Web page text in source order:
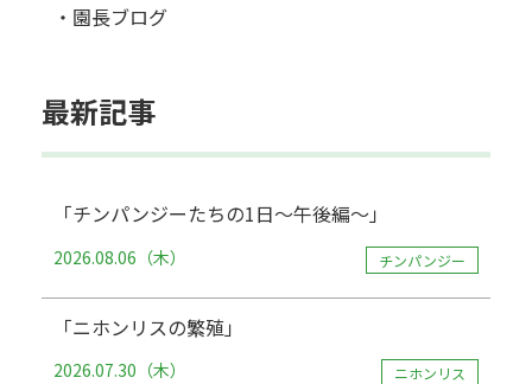
・園長ブログ
最新記事
「チンパンジーたちの1日～午後編～」
2026.08.06（木） チンパンジー
「ニホンリスの繁殖」
2026.07.30（木） ニホンリス